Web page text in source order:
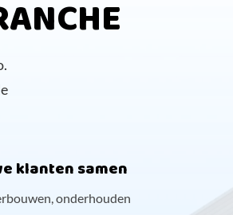
klanten samen
onderhouden